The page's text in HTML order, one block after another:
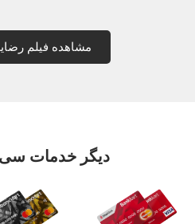
مشاهده فیلم
دیگر خدمات